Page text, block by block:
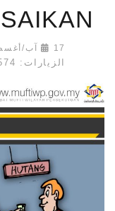
17 آب/أغسطس 2019
الزيارات: 30574